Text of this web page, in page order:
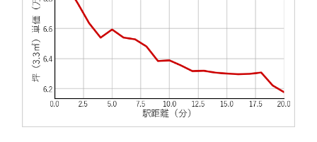
50 十文字町睦合
51 大屋寺内
52 平鹿町浅舞 1.9万円 187万円
53
大森町 1.8万円 153万円 -23.4%